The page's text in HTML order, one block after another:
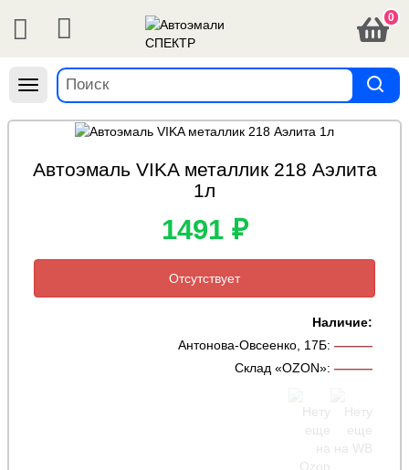
0
Навигация
Автоэмаль VIKA металлик 218 Аэлита
1л
1491 ₽
Отсутствует
Наличие:
Антонова-Овсеенко, 17Б: ———
Склад «OZON»: ———